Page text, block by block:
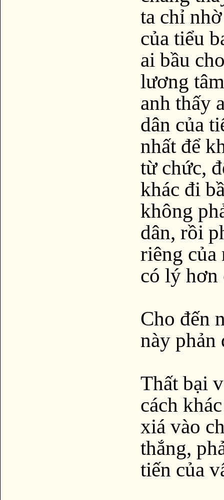
ta chỉ
của tiểu
ai bầu
lương
anh thấy
dân của
nhất để
từ chức,
khác đi
không
dân, rồi
riêng của
có lý hơn
Cho đến
này phản
Thất bại
cách
xiá vào
thắng,
tiến của